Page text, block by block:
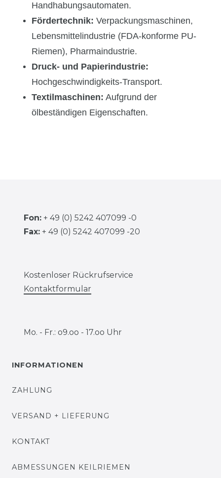
Handhabungsautomaten.
Fördertechnik: Verpackungsmaschinen,
Lebensmittelindustrie (FDA-konforme PU-
Riemen), Pharmaindustrie.
Druck- und Papierindustrie:
Hochgeschwindigkeits-Transport.
Textilmaschinen: Aufgrund der
ölbeständigen Eigenschaften.
Fon: + 49 (0) 5242 407099 -0
Fax: + 49 (0) 5242 407099 -20
Kostenloser Rückrufservice
Kontaktformular
Mo. - Fr.: o9.oo - 17.oo Uhr
INFORMATIONEN
ZAHLUNG
VERSAND + LIEFERUNG
KONTAKT
ABMESSUNGEN KEILRIEMEN